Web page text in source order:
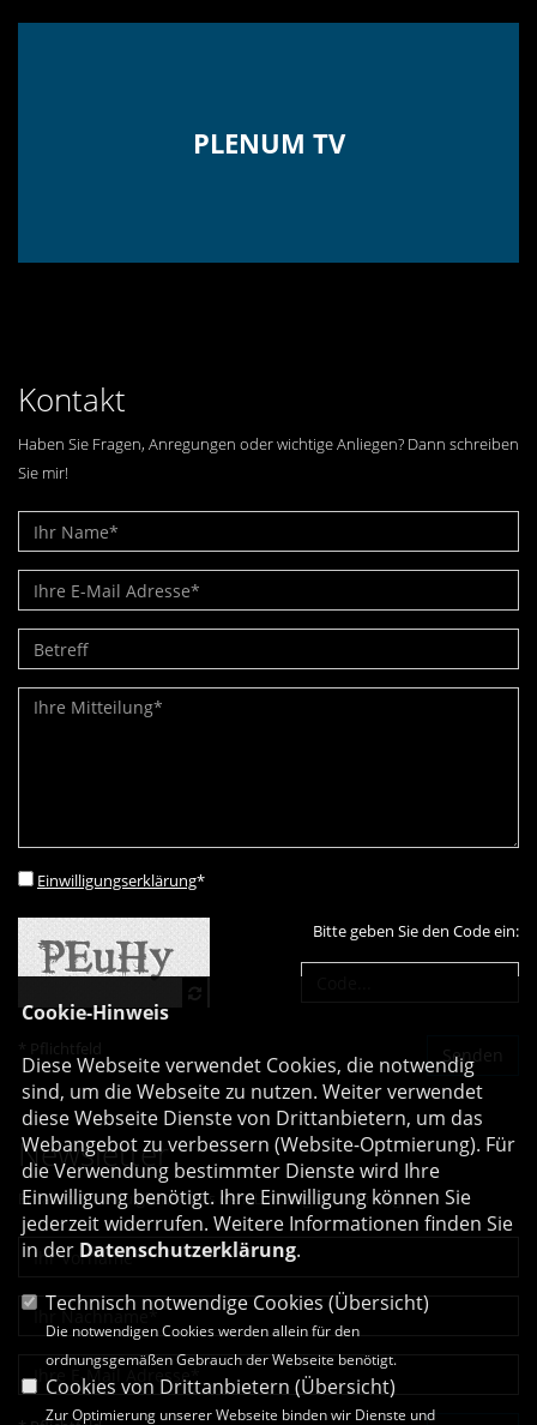
PLENUM TV
Kontakt
Haben Sie Fragen, Anregungen oder wichtige Anliegen? Dann schreiben
Sie mir!
Einwilligungserklärung*
Bitte geben Sie den Code ein:
* Pflichtfeld
Newsletter
Erhalten Sie Neuigkeiten aus dem Landtag und der Region.
Cookie-Hinweis
Diese Webseite verwendet Cookies, die notwendig
sind, um die Webseite zu nutzen. Weiter verwendet
diese Webseite Dienste von Drittanbietern, um das
Webangebot zu verbessern (Website-Optmierung). Für
die Verwendung bestimmter Dienste wird Ihre
Einwilligung benötigt. Ihre Einwilligung können Sie
jederzeit widerrufen. Weitere Informationen finden Sie
in der Datenschutzerklärung.
Technisch notwendige Cookies (Übersicht)
Die notwendigen Cookies werden allein für den
ordnungsgemäßen Gebrauch der Webseite benötigt.
Cookies von Drittanbietern (Übersicht)
Zur Optimierung unserer Webseite binden wir Dienste und